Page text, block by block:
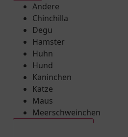
Andere
Chinchilla
Degu
Hamster
Huhn
Hund
Kaninchen
Katze
Maus
Meerschweinchen